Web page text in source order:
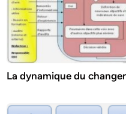
La dynamique du